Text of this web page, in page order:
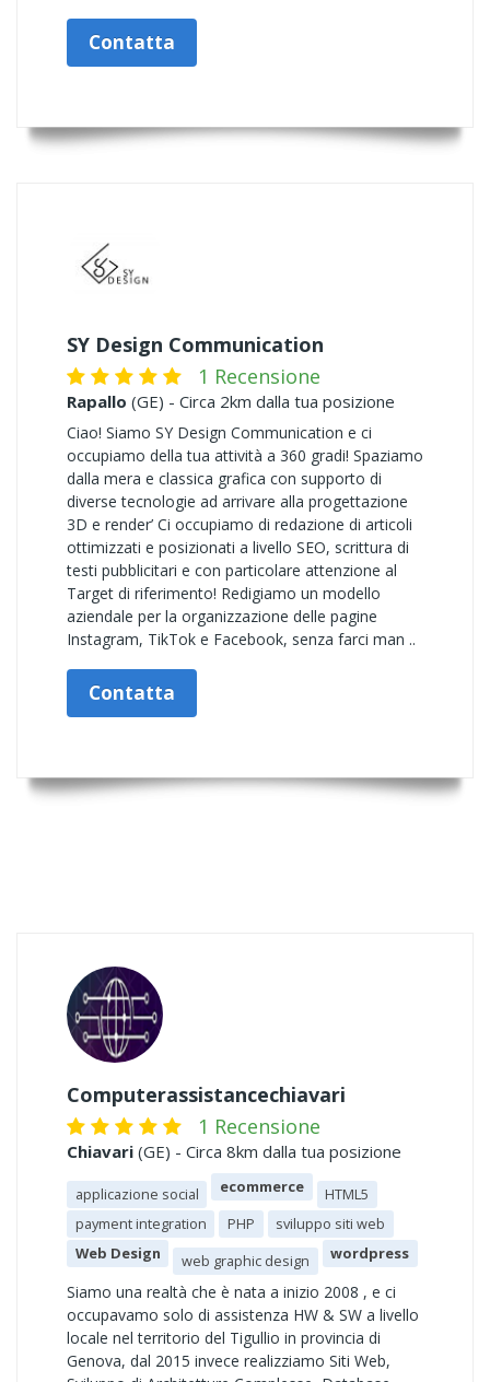
Contatta
SY Design Communication
1 Recensione
Rapallo (GE) - Circa 2km dalla tua posizione
Ciao! Siamo SY Design Communication e ci
occupiamo della tua attività a 360 gradi! Spaziamo
dalla mera e classica grafica con supporto di
diverse tecnologie ad arrivare alla progettazione
3D e render’ Ci occupiamo di redazione di articoli
ottimizzati e posizionati a livello SEO, scrittura di
testi pubblicitari e con particolare attenzione al
Target di riferimento! Redigiamo un modello
aziendale per la organizzazione delle pagine
Instagram, TikTok e Facebook, senza farci man ..
Contatta
Computerassistancechiavari
1 Recensione
Chiavari (GE) - Circa 8km dalla tua posizione
applicazione social ecommerce
HTML5
payment integration
PHP
sviluppo siti web
Web Design
web graphic design wordpress
Siamo una realtà che è nata a inizio 2008 , e ci
occupavamo solo di assistenza HW & SW a livello
locale nel territorio del Tigullio in provincia di
Genova, dal 2015 invece realizziamo Siti Web,